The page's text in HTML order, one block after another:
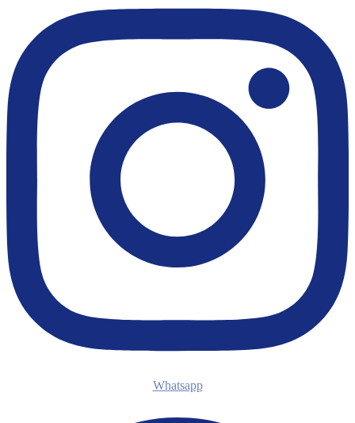
Whatsapp